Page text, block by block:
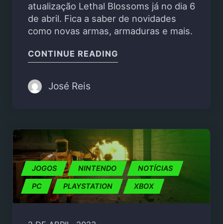
atualização Lethal Blossoms já no dia 6
de abril. Fica a saber de novidades
como novas armas, armaduras e mais.
CONTINUE READING
José Reis
JOGOS NINTENDO NOTÍCIAS
PC PLAYSTATION XBOX